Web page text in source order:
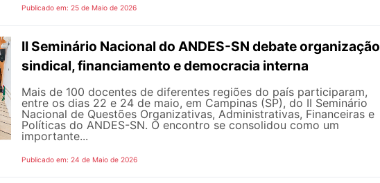
Publicado em: 25 de Maio de 2026
II Seminário Nacional do ANDES-SN debate organização
sindical, financiamento e democracia interna
Mais de 100 docentes de diferentes regiões do país participaram,
entre os dias 22 e 24 de maio, em Campinas (SP), do II Seminário
Nacional de Questões Organizativas, Administrativas, Financeiras e
Políticas do ANDES-SN. O encontro se consolidou como um
importante...
Publicado em: 24 de Maio de 2026